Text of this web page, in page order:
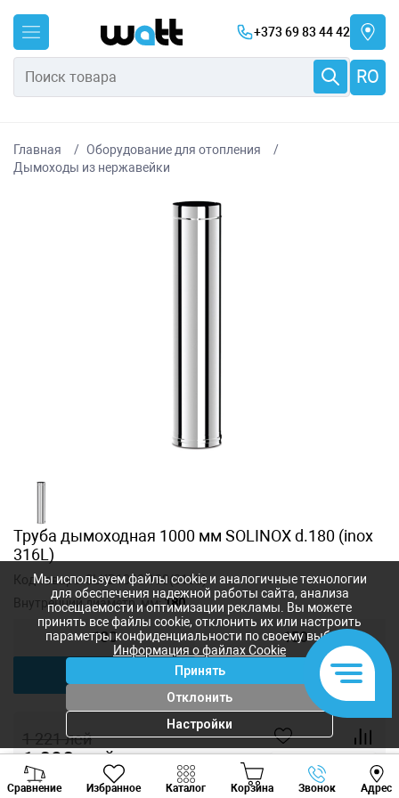
+373 69 83 44 42
RO
Главная
Оборудование для отопления
Дымоходы из нержавейки
Труба дымоходная 1000 мм SOLINOX d.180 (inox
316L)
Код товара:SLXB1000-180(316L)
Внутренний диаметр, мм:180
130 150
1 221лей
1 090лей
Сравнение Избранное Каталог Корзина Звонок Адрес
Viber Whatsapp
Мы используем файлы cookie и аналогичные технологии
для обеспечения надежной работы сайта, анализа
посещаемости и оптимизации рекламы. Вы можете
принять все файлы cookie, отклонить их или настроить
параметры конфиденциальности по своему выбору.
Информация о файлах Cookie
Принять
Отклонить
Настройки